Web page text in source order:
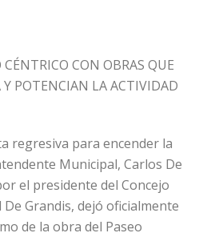
CON OBRAS QUE
POTENCIAN LA ACTIVIDAD
regresiva para encender la
Municipal, Carlos De
el presidente del Concejo
Grandis, dejó oficialmente
de la obra del Paseo